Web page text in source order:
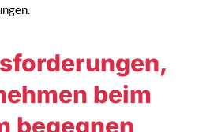
beim
begegnen